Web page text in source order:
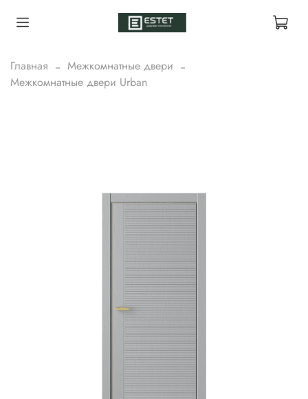
Главная
Межкомнатные двери
Межкомнатные двери Urban